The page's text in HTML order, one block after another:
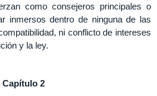
como consejeros principales o
inmersos dentro de ninguna de las
ni conflicto de intereses
y la ley.
Capítulo 2